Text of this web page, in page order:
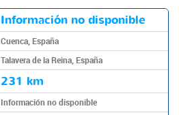
Información no disponible
Cuenca, España
Talavera de la Reina, España
231 km
Información no disponible